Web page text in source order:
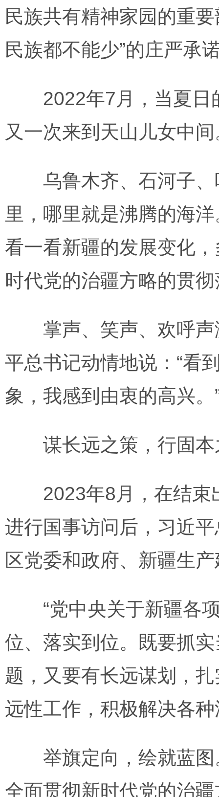
民族共有精神家园的重
民族都不能少”的庄严承
2022年7月，当夏日
又一次来到天山儿女中间
乌鲁木齐、石河子、
里，哪里就是沸腾的海
看一看新疆的发展变化
时代党的治疆方略的贯
掌声、笑声、欢呼声
平总书记动情地说：“看
象，我感到由衷的高兴。
谋长远之策，行固本
2023年8月，在结束
进行国事访问后，习近
区党委和政府、新疆生
“党中央关于新疆各项
位、落实到位。既要抓
题，又要有长远谋划，
远性工作，积极解决各
举旗定向，绘就蓝图
全面贯彻新时代党的治